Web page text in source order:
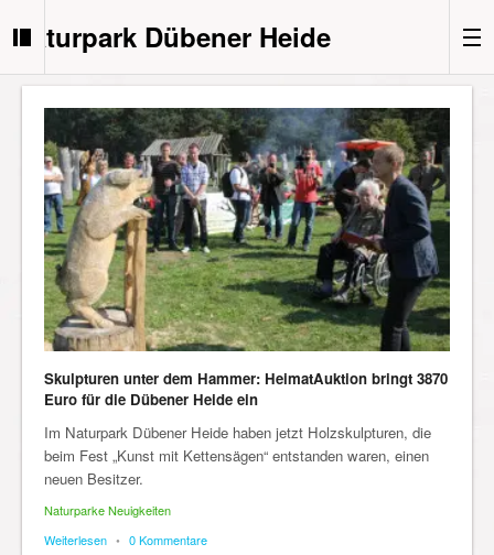
Naturpark Dübener Heide
Skulpturen unter dem Hammer: HeimatAuktion bringt 3870
Euro für die Dübener Heide ein
Im Naturpark Dübener Heide haben jetzt Holzskulpturen, die
beim Fest „Kunst mit Kettensägen“ entstanden waren, einen
neuen Besitzer.
Naturparke Neuigkeiten
Weiterlesen • 0 Kommentare